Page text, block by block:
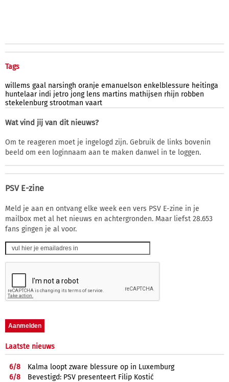
Tags
willems gaal narsingh oranje emanuelson enkelblessure heitinga
huntelaar indi jetro jong lens martins mathijsen rhijn robben
stekelenburg strootman vaart
Wat vind jij van dit nieuws?
Om te reageren moet je ingelogd zijn. Gebruik de links bovenin
beeld om een loginnaam aan te maken danwel in te loggen.
PSV E-zine
Meld je aan en ontvang elke week een vers PSV E-zine in je
mailbox met al het nieuws en achtergronden. Maar liefst 28.653
fans gingen je al voor.
Laatste nieuws
6/8
Kalma loopt zware blessure op in Luxemburg
6/8
Bevestigd: PSV presenteert Filip Kostić